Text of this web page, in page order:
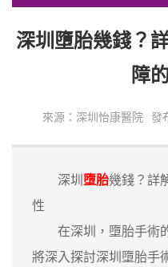
深圳墮胎幾錢？
障
來源：深圳怡康醫院 發
深圳 墮胎幾錢？詳
性
在深圳，墮胎手術的
將深入探討深圳墮胎手